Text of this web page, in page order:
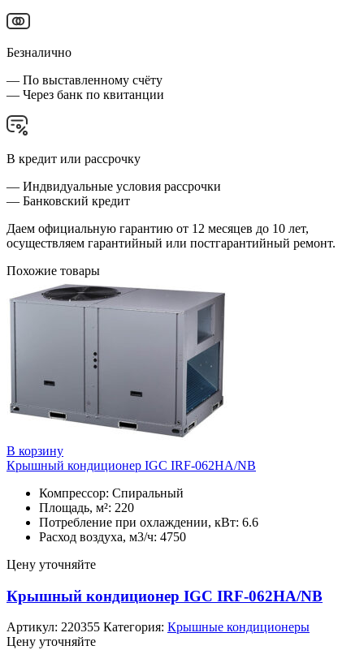
Безналично
— По выставленному счёту
— Через банк по квитанции
В кредит или рассрочку
— Индвидуальные условия рассрочки
— Банковский кредит
Даем официальную гарантию от 12 месяцев до 10 лет,
осуществляем гарантийный или постгарантийный ремонт.
Похожие товары
В корзину
Крышный кондиционер IGC IRF-062HA/NB
Компрессор: Спиральный
Площадь, м²: 220
Потребление при охлаждении, кВт: 6.6
Расход воздуха, м3/ч: 4750
Цену уточняйте
Крышный кондиционер IGC IRF-062HA/NB
Артикул: 220355 Категория: Крышные кондиционеры
Цену уточняйте